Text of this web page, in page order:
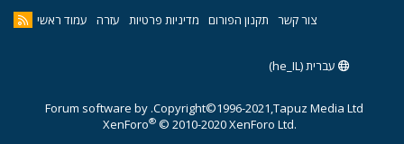
צור קשר תקנון הפורום מדיניות פרטיות עזרה עמוד ראשי
עברית (he_IL)
Copyright©1996-2021,Tapuz Media Ltd.
Forum software by
XenForo® © 2010-2020 XenForo Ltd.